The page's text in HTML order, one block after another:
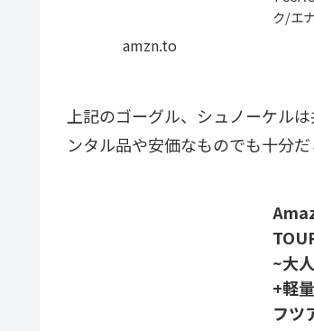
ク/エ
amzn.to
上記のゴーグル、シュノーケル
ンタル品や安価なものでも十分
~大
+軽
フツ